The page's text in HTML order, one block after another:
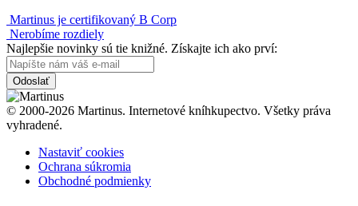
Martinus je certifikovaný B Corp
Nerobíme rozdiely
Najlepšie novinky sú tie knižné. Získajte ich ako prví:
Odoslať
© 2000-2026 Martinus. Internetové kníhkupectvo. Všetky práva
vyhradené.
Nastaviť cookies
Ochrana súkromia
Obchodné podmienky